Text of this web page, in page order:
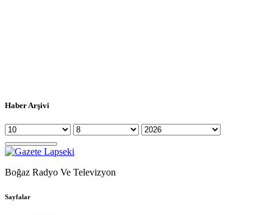
Haber Arşivi
Boğaz Radyo Ve Televizyon
Sayfalar